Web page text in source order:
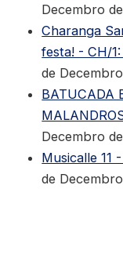
Decembro
Charanga
festa! - CH/
de
BATUCADA
Decembro
Musicalle 11
de